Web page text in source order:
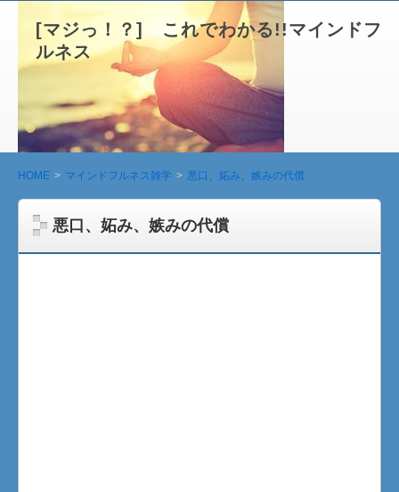
[マジっ！？] これでわかる!!マインドフ
ルネス
HOME マインドフルネス雑学 悪口、妬み、嫉みの代償
悪口、妬み、嫉みの代償